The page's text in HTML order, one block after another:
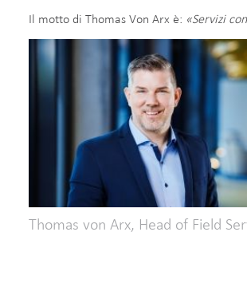
​​​​​Il motto di Thomas Von Arx è: «Servizi
Thomas von Arx, Head of Field